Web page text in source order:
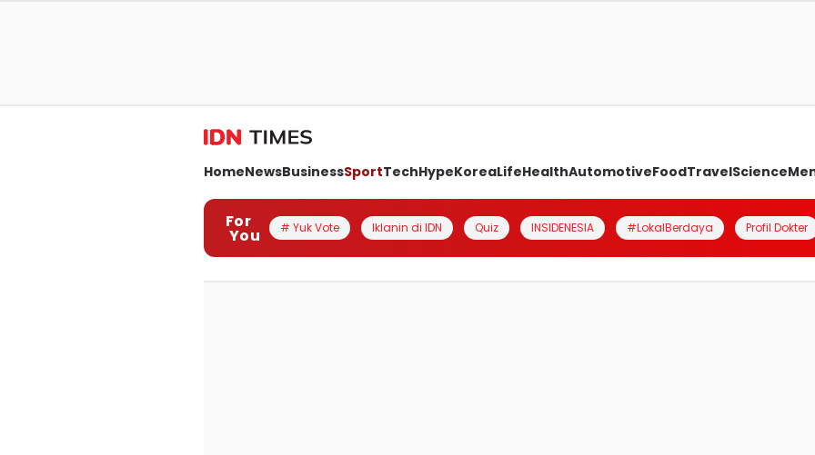
HomeNewsBusinessSportTechHypeKoreaLifeHealthAutomotiveFoodTravelScience
For
You # Yuk Vote Iklanin di IDN Quiz INSIDENESIA #LokalBerdaya Profil Dokter